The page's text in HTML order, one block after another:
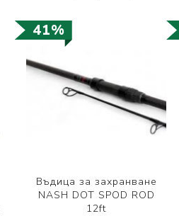
41%
Въдица за захранване
NASH DOT SPOD ROD
12ft